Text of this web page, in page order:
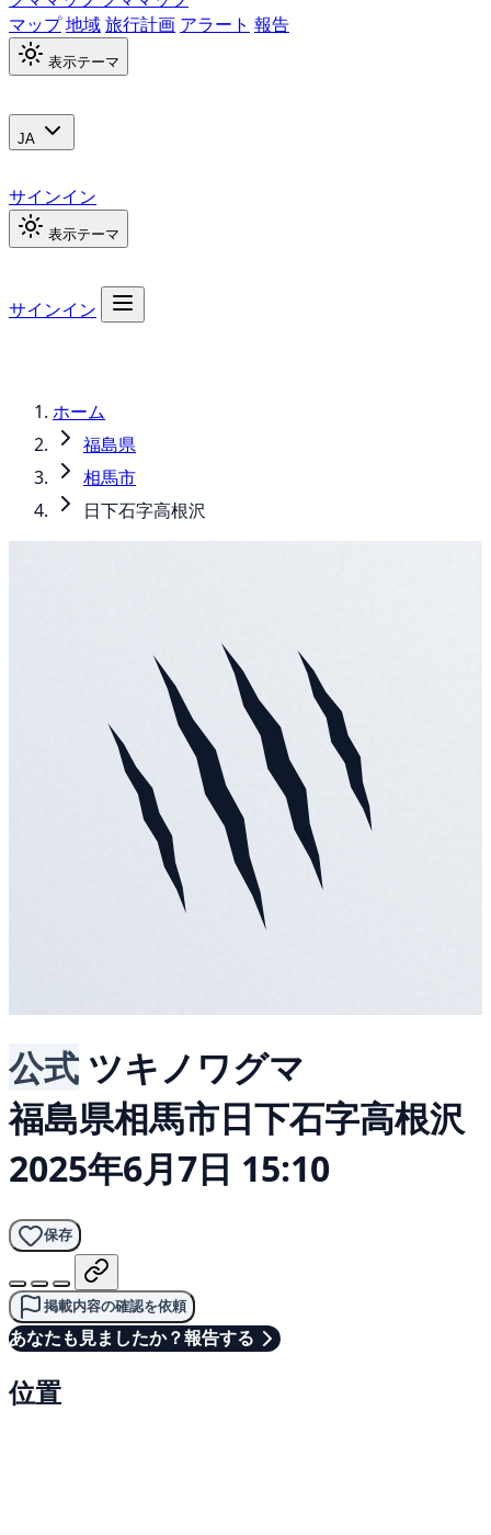
マップ地域旅行計画 アラート 報告
表示テーマ
JA
サインイン
表示テーマ
サインイン
ホーム
福島県
相馬市
日下石字高根沢
公式 ツキノワグマ
福島県相馬市日下石字高根沢
2025年6月7日 15:10
保存
掲載内容の確認を依頼
あなたも見ましたか？報告する
位置